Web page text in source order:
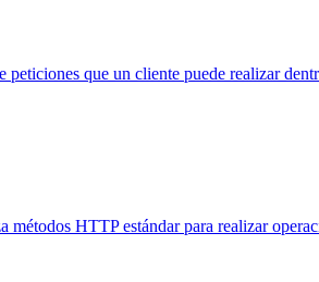
que un cliente puede realizar
HTTP estándar para realizar